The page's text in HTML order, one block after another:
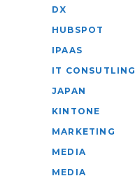
DX
HUBSPOT
IPAAS
IT CONSUTLING
JAPAN
KINTONE
MARKETING
MEDIA
MEDIA